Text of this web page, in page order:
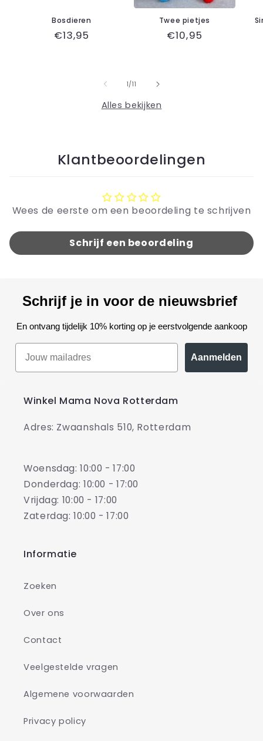
Bosdieren
Normale
€13,95
Twee pietjes
Normale
€10,95
1/van
11
Alles bekijken
Klantbeoordelingen
Wees de eerste om een beoordeling te schrijven
Schrijf een beoordeling
Schrijf je in voor de nieuwsbrief
En ontvang tijdelijk 10% korting op je eerstvolgende aankoop
Aanmelden
Winkel Mama Nova Rotterdam
Adres: Zwaanshals 510, Rotterdam
Woensdag: 10:00 - 17:00
Donderdag: 10:00 - 17:00
Vrijdag: 10:00 - 17:00
Zaterdag: 10:00 - 17:00
Informatie
Zoeken
Over ons
Contact
Veelgestelde vragen
Algemene voorwaarden
Privacy policy